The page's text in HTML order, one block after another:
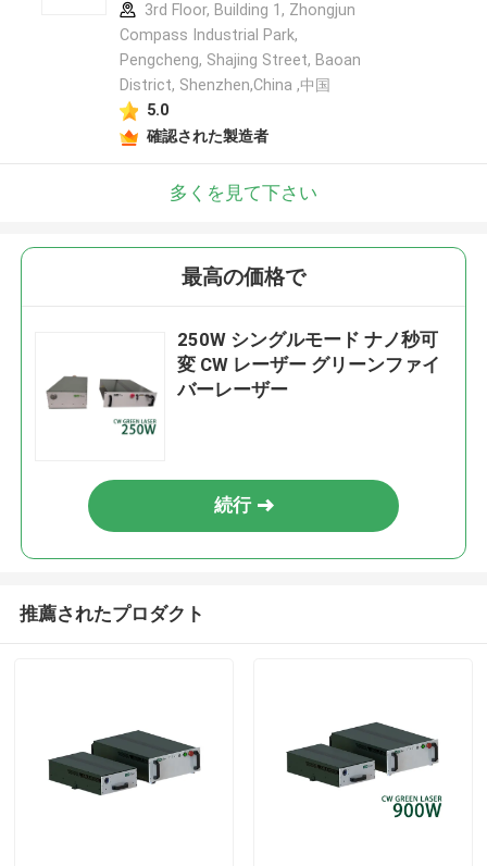
3rd Floor, Building 1, Zhongjun
Compass Industrial Park,
Pengcheng, Shajing Street, Baoan
District, Shenzhen,China ,中国
5.0
確認された製造者
多くを見て下さい
最高の価格で
250W シングルモード ナノ秒可
変 CW レーザー グリーンファイ
バーレーザー
続行
推薦されたプロダクト